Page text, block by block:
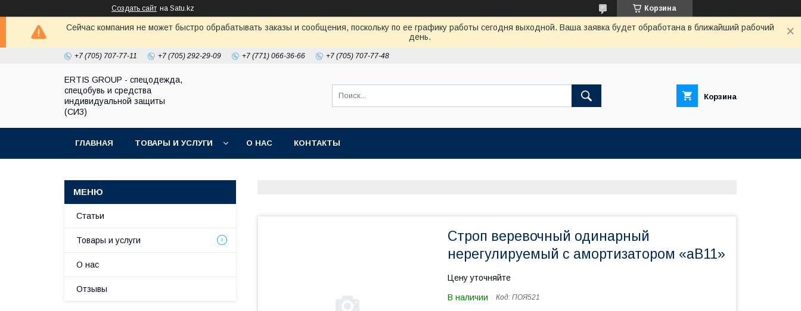
Создать сайт на Satu.kz Корзина
Сейчас компания не может быстро обрабатывать заказы и сообщения, поскольку по ее графику работы сегодня выходной. Ваша заявка будет обработана в ближайший рабочий
день.
+7 (705) 707-77-11 +7 (705) 292-29-09 +7 (771) 066-36-66 +7 (705) 707-77-48
ERTIS GROUP - спецодежда,
спецобувь и средства
индивидуальной защиты
(СИЗ)
Корзина
ГЛАВНАЯ ТОВАРЫ И УСЛУГИ О НАС КОНТАКТЫ
Строп веревочный одинарный
нерегулируемый с амортизатором «аВ11»
Цену уточняйте
В наличии Код: ПОЯ521
Статьи
Товары и услуги
О нас
Отзывы